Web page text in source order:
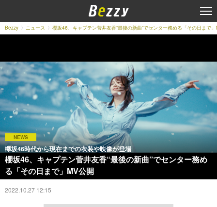
Bezzy ニュース 櫻坂46、キャプテン菅井友香“最後の新曲”でセンター務める「その日まで
NEWS
欅坂46時代から現在までの衣装や映像が登場
櫻坂46、キャプテン菅井友香“最後の新曲”でセンター務め
る「その日まで」MV公開
2022.10.27 12:15